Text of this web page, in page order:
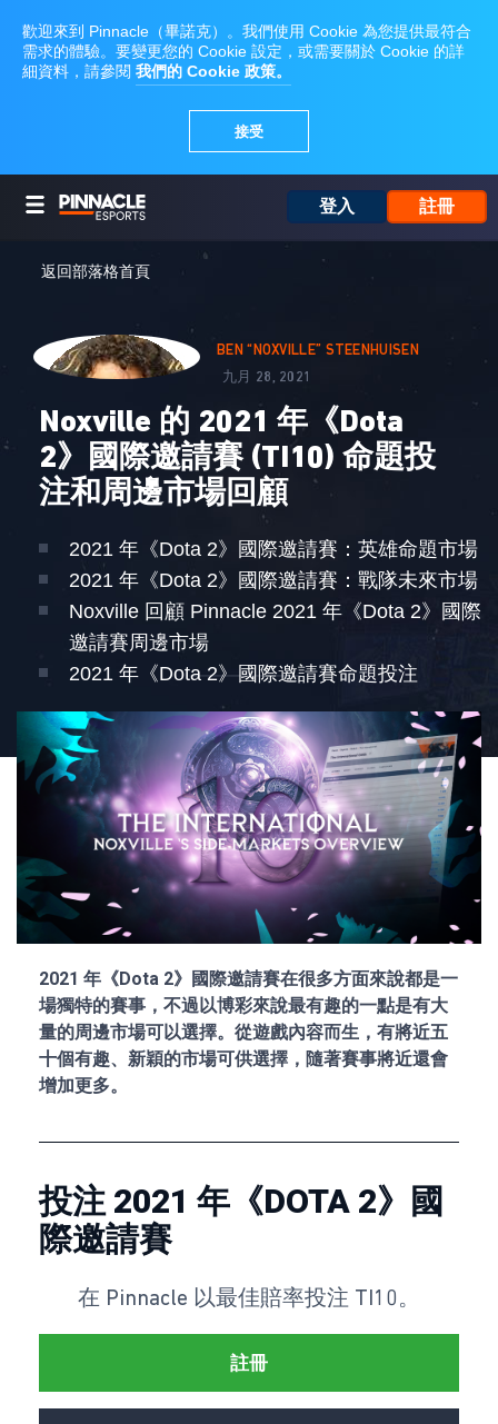
登入 註冊
返回部落格首頁
BEN “NOXVILLE” STEENHUISEN
九月 28, 2021
Noxville 的 2021 年《Dota
2》國際邀請賽 (TI10) 命題投
注和周邊市場回顧
2021 年《Dota 2》國際邀請賽：英雄命題市場
2021 年《Dota 2》國際邀請賽：戰隊未來市場
Noxville 回顧 Pinnacle 2021 年《Dota 2》國際
邀請賽周邊市場
2021 年《Dota 2》國際邀請賽命題投注
2021 年《Dota 2》國際邀請賽在很多方面來說都是一
場獨特的賽事，不過以博彩來說最有趣的一點是有大
量的周邊市場可以選擇。從遊戲內容而生，有將近五
十個有趣、新穎的市場可供選擇，隨著賽事將近還會
增加更多。
投注 2021 年《DOTA 2》國
際邀請賽
在 Pinnacle 以最佳賠率投注 TI10。
註冊